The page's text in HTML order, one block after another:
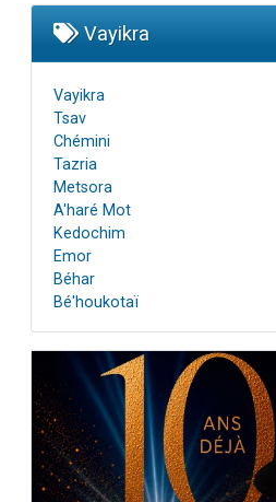
Vayikra
Vayikra
Tsav
Chémini
Tazria
Metsora
A'haré Mot
Kedochim
Emor
Béhar
Bé'houkotaï